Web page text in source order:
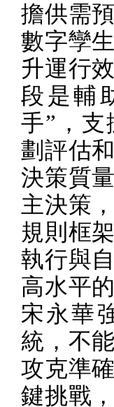
擔供需
數字孿
升運行
段是輔
手”，支
劃評估
決策質
主決策
規則框
執行與
高水平
宋永華
統，不
攻克準
鍵挑戰